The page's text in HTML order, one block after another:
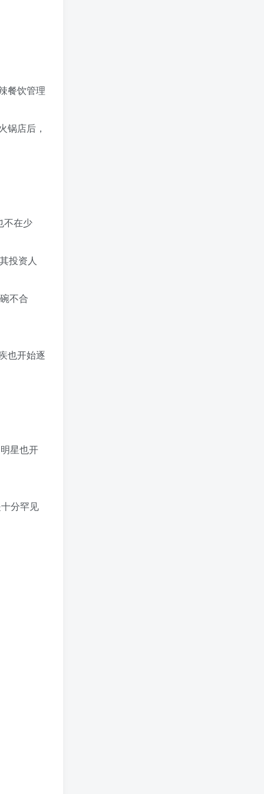
餐饮管理
锅店后，
不在少
投资人
不合
也开始逐
星也开
分罕见